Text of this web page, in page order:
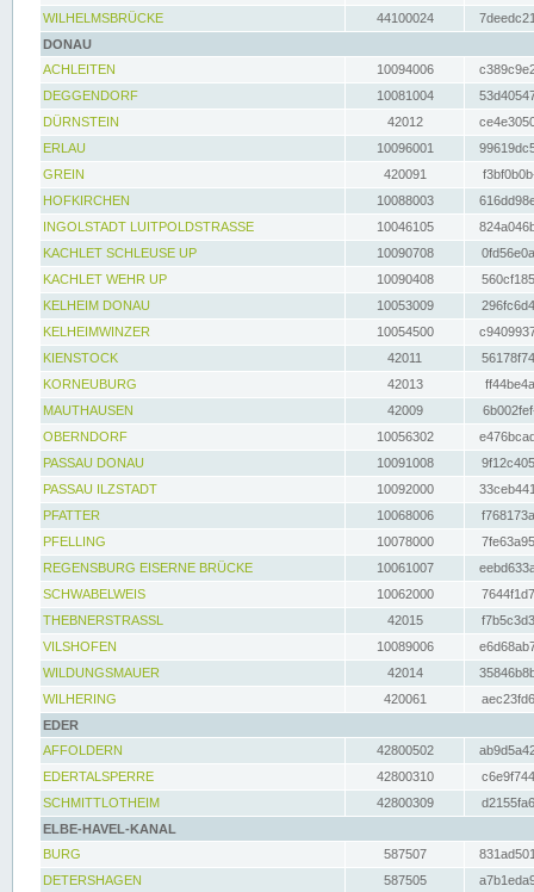
WILHELMSBRÜCKE
44100024
DONAU
ACHLEITEN
10094006
DEGGENDORF
10081004
DÜRNSTEIN
42012
ERLAU
10096001
GREIN
420091
HOFKIRCHEN
10088003
INGOLSTADT LUITPOLDSTRASSE
10046105
KACHLET SCHLEUSE UP
10090708
KACHLET WEHR UP
10090408
KELHEIM DONAU
10053009
KELHEIMWINZER
10054500
KIENSTOCK
42011
KORNEUBURG
42013
MAUTHAUSEN
42009
OBERNDORF
10056302
PASSAU DONAU
10091008
PASSAU ILZSTADT
10092000
PFATTER
10068006
PFELLING
10078000
REGENSBURG EISERNE BRÜCKE
10061007
SCHWABELWEIS
10062000
THEBNERSTRASSL
42015
VILSHOFEN
10089006
WILDUNGSMAUER
42014
WILHERING
420061
EDER
AFFOLDERN
42800502
EDERTALSPERRE
42800310
SCHMITTLOTHEIM
42800309
ELBE-HAVEL-KANAL
BURG
587507
DETERSHAGEN
587505